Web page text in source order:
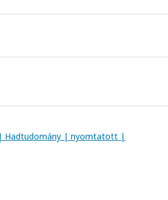
| Hadtudomány | nyomtatott |